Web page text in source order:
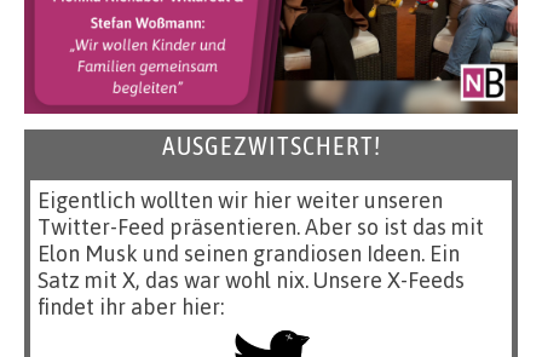
AUSGEZWITSCHERT!
Eigentlich wollten wir hier weiter unseren
Twitter-Feed präsentieren. Aber so ist das mit
Elon Musk und seinen grandiosen Ideen. Ein
Satz mit X, das war wohl nix. Unsere X-Feeds
findet ihr aber hier: